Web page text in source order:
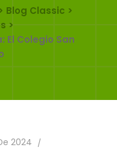
> Blog Classic >
>
El Colegio San
2024